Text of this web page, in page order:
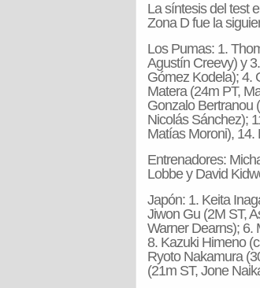
La síntesis del test
Zona D fue la
Los Pumas: 1.
Agustín Creevy) y
Gómez Kodela); 4.
Matera (24m PT,
Gonzalo Bertranou
Nicolás Sánchez);
Matías Moroni), 14.
Entrenadores:
Lobbe y David
Japón: 1. Keita
Jiwon Gu (2M ST,
Warner Dearns); 6.
8. Kazuki Himeno
Ryoto Nakamura
(21m ST, Jone